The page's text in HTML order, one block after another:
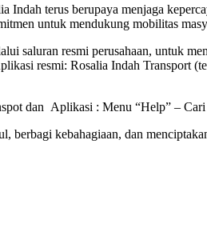
terus berupaya menjaga
untuk mendukung mobilitas
saluran resmi perusahaan, untuk
resmi: Rosalia Indah Transport
dan Aplikasi : Menu “Help” –
kebahagiaan, dan